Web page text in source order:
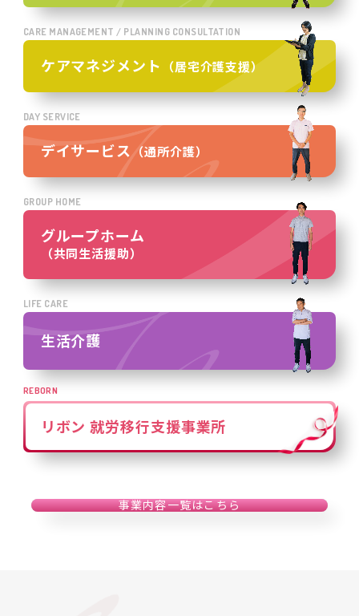
CARE MANAGEMENT / PLANNING CONSULTATION
ケアマネジメント （居宅介護支援）
DAY SERVICE
デイサービス（通所介護）
GROUP HOME
グループホーム
（共同生活援助）
LIFE CARE
生活介護
REBORN
リボン 就労移行支援事業所
事業内容一覧はこちら